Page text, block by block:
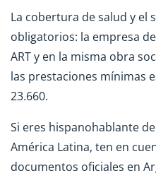
La cobertura de salud y el
obligatorios: la empresa
ART y en la misma obra
las prestaciones mínimas
23.660.
Si eres hispanohablante
América Latina, ten en
documentos oficiales en